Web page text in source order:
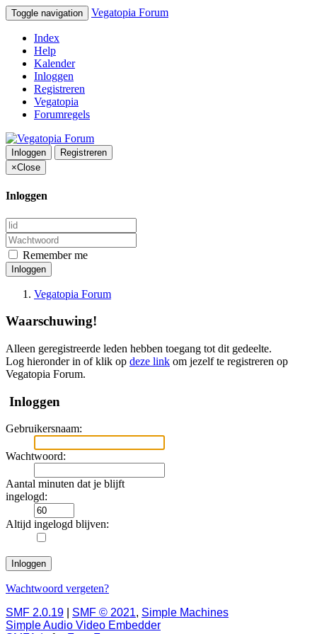
Toggle navigation Vegatopia Forum
Index
Help
Kalender
Inloggen
Registreren
Vegatopia
Forumregels
Inloggen
Registreren
×Close
Inloggen
Remember me
Inloggen
Vegatopia Forum
Waarschuwing!
Alleen geregistreerde leden hebben toegang tot dit gedeelte.
Log hieronder in of klik op deze link om jezelf te registreren op
Vegatopia Forum.
Inloggen
Gebruikersnaam:
Wachtwoord:
Aantal minuten dat je blijft
ingelogd:
Altijd ingelogd blijven:
Wachtwoord vergeten?
SMF 2.0.19
SMF © 2021, Simple Machines
Simple Audio Video Embedder